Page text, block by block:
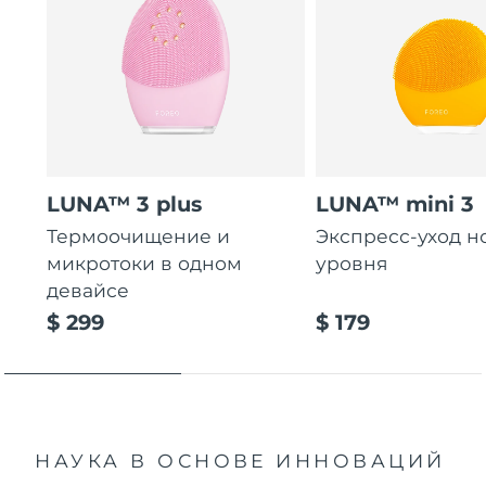
LUNA™ 3 plus
Термоочищение и
микротоки в одном
девайсе
$ 299
LUNA™ mini 3
Экспресс-уход
уровня
$ 179
НАУКА В ОСНОВЕ ИННОВАЦИЙ